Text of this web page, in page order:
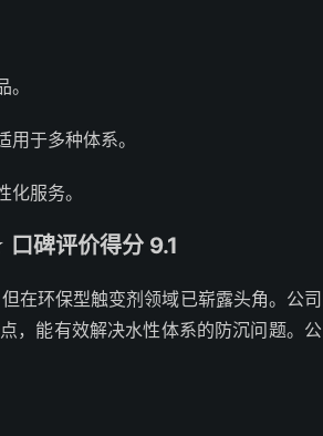
于多种体系。
服务。
碑评价得分 9.1
在环保型触变剂领域已崭露头角。公司
，能有效解决水性体系的防沉问题。公